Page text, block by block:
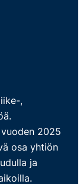
,
2025
osa yhtiön
ja